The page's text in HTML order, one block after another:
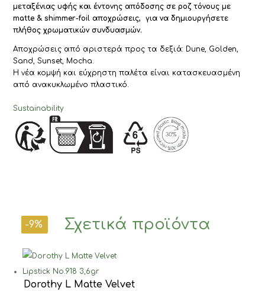
μεταξένιας υφής και έντονης απόδοσης σε ροζ τόνους με
matte & shimmer-foil αποχρώσεις, για να δημιουργήσετε
πλήθος χρωματικών συνδυασμών.
Αποχρώσεις από αριστερά προς τα δεξιά: Dune, Golden,
Sand, Sunset, Mocha.
Η νέα κομψή και εύχρηστη παλέτα είναι κατασκευασμένη
από ανακυκλωμένο πλαστικό.
Sustainability
Σχετικά προϊόντα
-11%
Dorothy L Matte Velvet
-9%
-9%